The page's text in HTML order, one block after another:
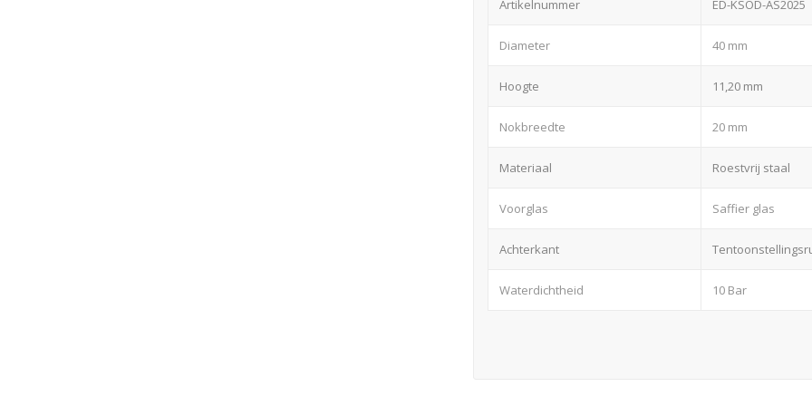
Artikelnummer ED-KSOD-AS2025
Diameter 40 mm
Hoogte 11,20 mm
Nokbreedte 20 mm
Materiaal Roestvrij staal
Voorglas Saffier glas
Achterkant
Waterdichtheid 10 Bar